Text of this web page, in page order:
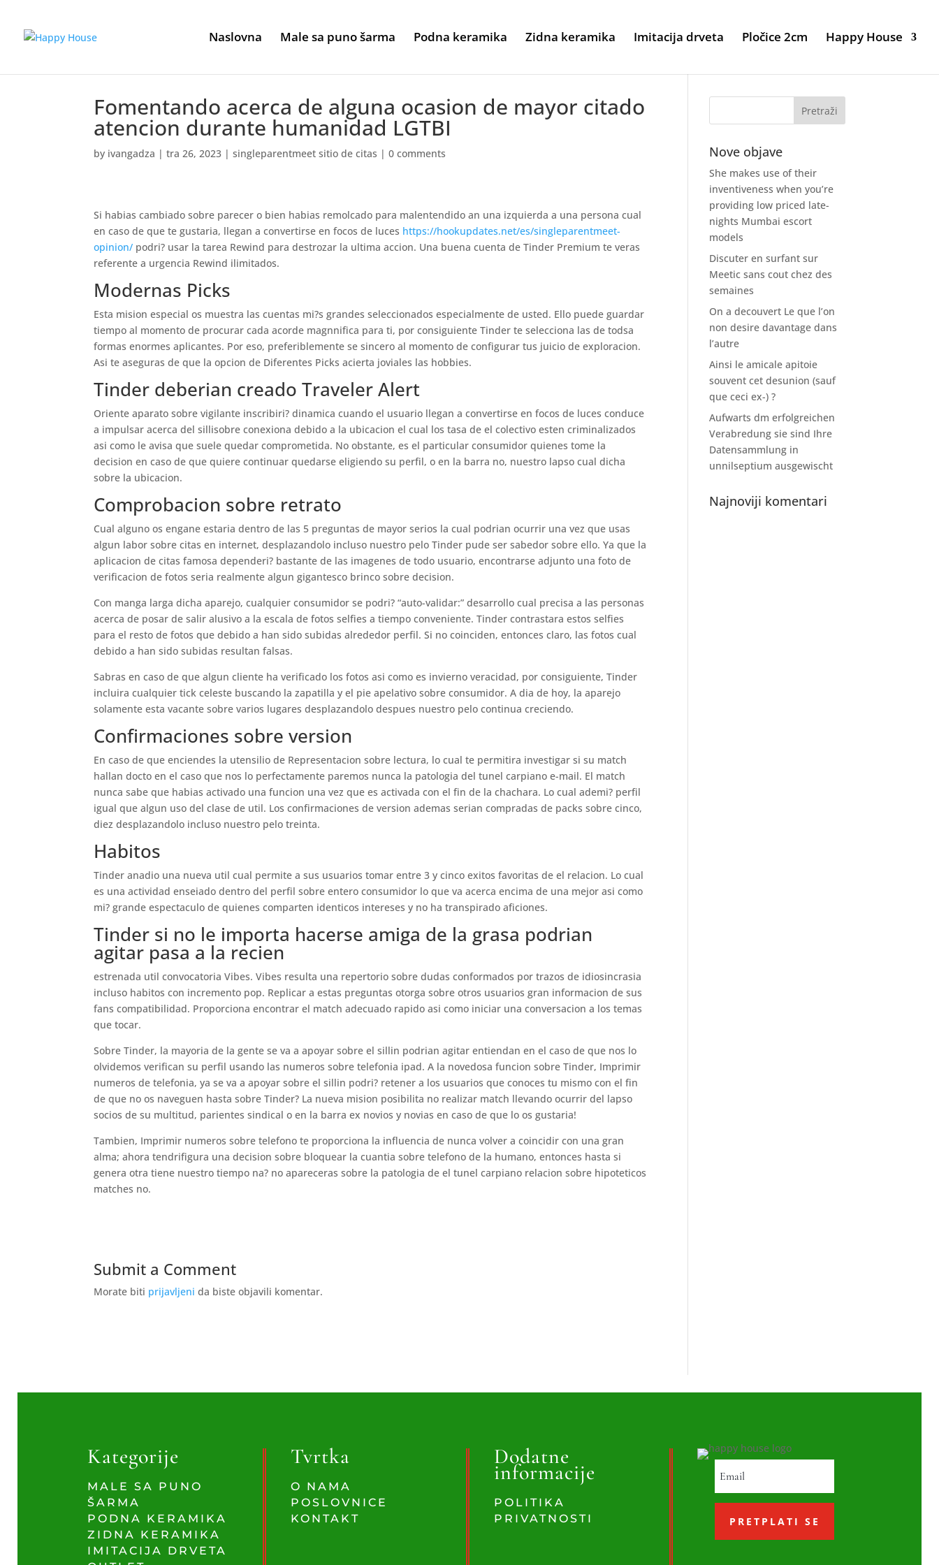
Naslovna Male sa puno šarma Podna keramika Zidna keramika Imitacija drveta Pločice 2cm Happy House
Fomentando acerca de alguna ocasion de mayor citado
atencion durante humanidad LGTBI
by ivangadza |tra 26, 2023 |singleparentmeet sitio de citas |0 comments
Si habias cambiado sobre parecer o bien habias remolcado para malentendido an una izquierda a una persona cual
en caso de que te gustaria, llegan a convertirse en focos de luces https://hookupdates.net/es/singleparentmeet-
opinion/ podri? usar la tarea Rewind para destrozar la ultima accion. Una buena cuenta de Tinder Premium te veras
referente a urgencia Rewind ilimitados.
Modernas Picks
Esta mision especial os muestra las cuentas mi?s grandes seleccionados especialmente de usted. Ello puede guardar
tiempo al momento de procurar cada acorde magnnifica para ti, por consiguiente Tinder te selecciona las de todsa
formas enormes aplicantes. Por eso, preferiblemente se sincero al momento de configurar tus juicio de exploracion.
Asi te aseguras de que la opcion de Diferentes Picks acierta joviales las hobbies.
Tinder deberian creado Traveler Alert
Oriente aparato sobre vigilante inscribiri? dinamica cuando el usuario llegan a convertirse en focos de luces conduce
a impulsar acerca del silli­sobre conexiona debido a la ubicacion el cual los tasa de el colectivo esten criminalizados
asi­ como le avisa que suele quedar comprometida. No obstante, es el particular consumidor quienes tome la
decision en caso de que quiere continuar quedarse eligiendo su perfil, o en la barra no, nuestro lapso cual dicha
sobre la ubicacion.
Comprobacion sobre retrato
Cual alguno os engane estaria dentro de las 5 preguntas de mayor serios la cual podrian ocurrir una vez que usas
algun labor sobre citas en internet, desplazandolo incluso nuestro pelo Tinder pude ser sabedor sobre ello. Ya que la
aplicacion de citas famosa dependeri? bastante de las imagenes de todo usuario, encontrarse adjunto una foto de
verificacion de fotos seri­a realmente algun gigantesco brinco sobre decision.
Con manga larga dicha aparejo, cualquier consumidor se podri? “auto-validar:” desarrollo cual precisa a las personas
acerca de posar de salir alusivo a la escala de fotos selfies a tiempo conveniente. Tinder contrastara estos selfies
para el resto de fotos que debido a han sido subidas alrededor perfil. Si no coinciden, entonces claro, las fotos cual
debido a han sido subidas resultan falsas.
Sabras en caso de que algun cliente ha verificado los fotos asi­ como es invierno veracidad, por consiguiente, Tinder
incluira cualquier tick celeste buscando la zapatilla y el pie apelativo sobre consumidor. A dia de hoy, la aparejo
solamente esta vacante sobre varios lugares desplazandolo despues nuestro pelo continua creciendo.
Confirmaciones sobre version
En caso de que enciendes la utensilio de Representacion sobre lectura, lo cual te permitira investigar si su match
hallan docto en el caso que nos lo perfectamente paremos nunca la patologi­a del tunel carpiano e-mail. El match
nunca sabe que habias activado una funcion una vez que es activada con el fin de la chachara. Lo cual ademi? perfil
igual que algun uso del clase de util. Los confirmaciones de version ademas serian compradas de packs sobre cinco,
diez desplazandolo incluso nuestro pelo treinta.
Habitos
Tinder anadio una nueva util cual permite a sus usuarios tomar entre 3 y cinco exitos favoritas de el relacion. Lo cual
es una actividad enseiado dentro del perfil sobre entero consumidor lo que va acerca encima de una mejor asi­ como
mi? grande espectaculo de quienes comparten identicos intereses y no ha transpirado aficiones.
Tinder si no le importa hacerse amiga de la grasa podri­an
agitar pasa a la recien
estrenada util convocatoria Vibes. Vibes resulta una repertorio sobre dudas conformados por trazos de idiosincrasia
incluso habitos con incremento pop. Replicar a estas preguntas otorga sobre otros usuarios gran informacion de sus
fans compatibilidad. Proporciona encontrar el match adecuado rapido asi­ como iniciar una conversacion a los temas
que tocar.
Sobre Tinder, la mayori­a de la gente se va a apoyar sobre el silli­n podri­an agitar entiendan en el caso de que nos lo
olvidemos verifican su perfil usando las numeros sobre telefonia ipad. A la novedosa funcion sobre Tinder, Imprimir
numeros de telefonia, ya se va a apoyar sobre el silli­n podri? retener a los usuarios que conoces tu mismo con el fin
de que no os naveguen hasta sobre Tinder? La nueva mision posibilita no realizar match llevando ocurrir del lapso
socios de su multitud, parientes sindical o en la barra ex novios y novias en caso de que lo os gustaria!
Tambien, Imprimir numeros sobre telefono te proporciona la influencia de nunca volver a coincidir con una gran
alma; ahora tendri­figura una decision sobre bloquear la cuantia sobre telefono de la humano, entonces hasta si
genera otra tiene nuestro tiempo na? no apareceras sobre la patologi­a de el tunel carpiano relacion sobre hipoteticos
matches no.
Submit a Comment
Morate biti prijavljeni da biste objavili komentar.
Nove objave
She makes use of their
inventiveness when you’re
providing low priced late-
nights Mumbai escort
models
Discuter en surfant sur
Meetic sans cout chez des
semaines
On a decouvert Le que l’on
non desire davantage dans
l’autre
Ainsi le amicale apitoie
souvent cet desunion (sauf
que ceci ex-) ?
Aufwarts dm erfolgreichen
Verabredung sie sind Ihre
Datensammlung in
unnilseptium ausgewischt
Najnoviji komentari
Kategorije
MALE SA PUNO
ŠARMA
PODNA KERAMIKA
ZIDNA KERAMIKA
IMITACIJA DRVETA
Tvrtka
O NAMA
POSLOVNICE
KONTAKT
Dodatne
informacije
POLITIKA
PRIVATNOSTI
PRETPLATI SE